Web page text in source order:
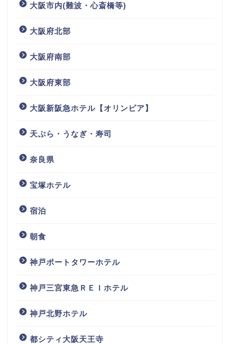
大阪市内(難波・心斎橋等)
大阪府北部
大阪府南部
大阪府東部
大阪新阪急ホテル【オリンピア】
天ぷら・うなぎ・寿司
奈良県
宝塚ホテル
宿泊
朝食
神戸ポートタワーホテル
神戸三宮東急ＲＥＩホテル
神戸北野ホテル
都シティ大阪天王寺